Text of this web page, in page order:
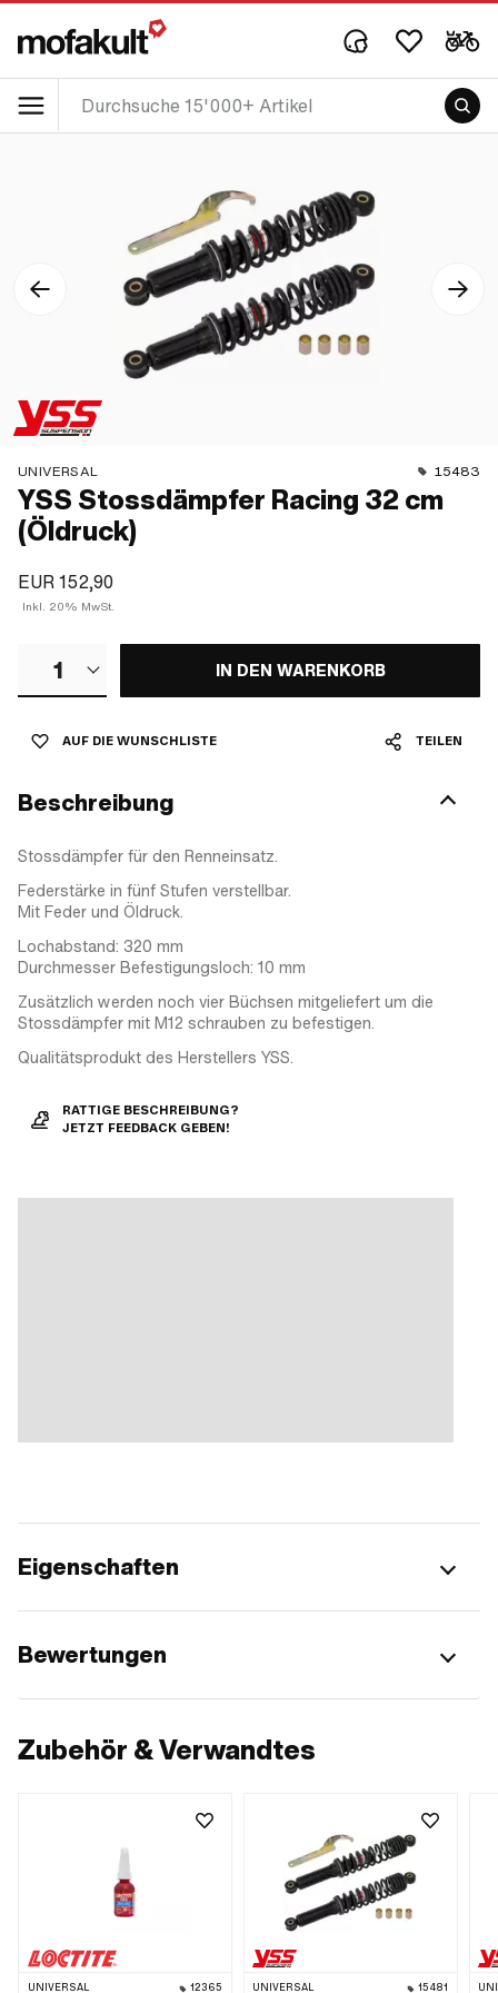
UNIVERSAL 15483
YSS Stossdämpfer Racing 32 cm
(Öldruck)
EUR 152,90
Inkl. 20% MwSt.
1 IN DEN WARENKORB
AUF DIE WUNSCHLISTE TEILEN
Beschreibung
Stossdämpfer für den Renneinsatz.
Federstärke in fünf Stufen verstellbar.
Mit Feder und Öldruck.
Lochabstand: 320 mm
Durchmesser Befestigungsloch: 10 mm
Zusätzlich werden noch vier Büchsen mitgeliefert um die
Stossdämpfer mit M12 schrauben zu befestigen.
Qualitätsprodukt des Herstellers YSS.
RATTIGE BESCHREIBUNG?
JETZT FEEDBACK GEBEN!
Eigenschaften
Bewertungen
Zubehör & Verwandtes
UNIVERSAL 12365 UNIVERSAL 15481